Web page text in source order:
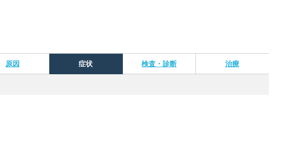
原因 症状 検査・診断 治療